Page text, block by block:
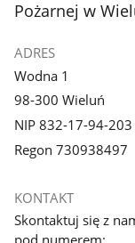
Pożarnej w
ADRES
Wodna 1
98-300 Wieluń
NIP 832-17-94-203
Regon 730938497
KONTAKT
Skontaktuj się z